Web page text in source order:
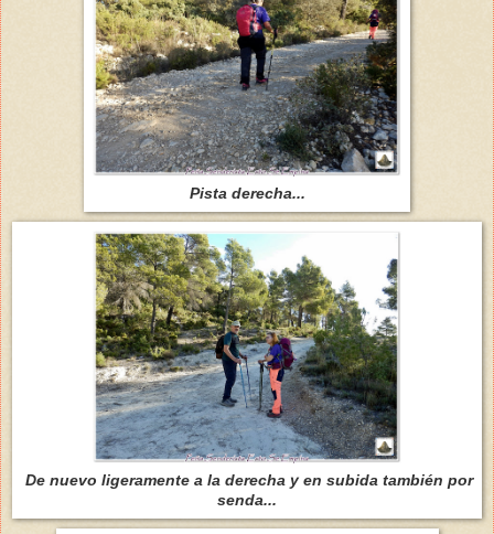
Pista derecha...
De nuevo ligeramente a la derecha y en subida también por
senda...